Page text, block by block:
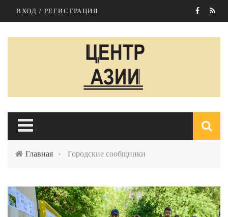
ВХОД / РЕГИСТРАЦИЯ
Главная › Городские сообщники